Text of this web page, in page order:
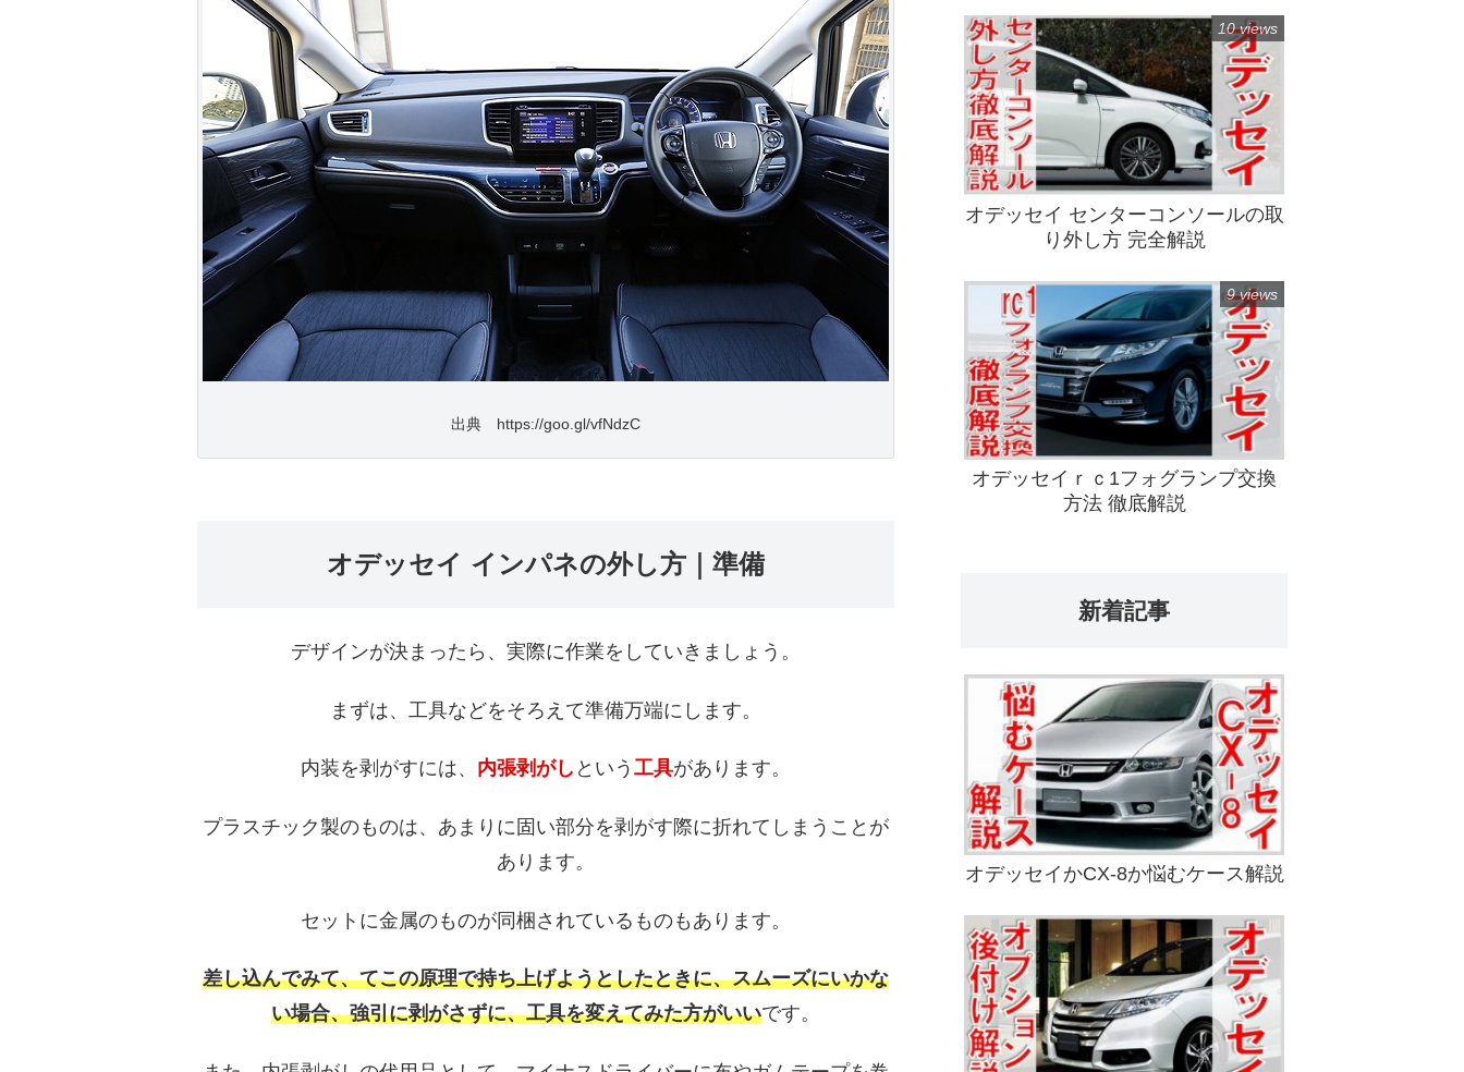
出典 https://goo.gl/vfNdzC
オデッセイ インパネの外し方｜準備
デザインが決まったら、実際に作業をしていきましょう。
まずは、工具などをそろえて準備万端にします。
内装を剥がすには、 内張剥がし という 工具があります。
プラスチック製のものは、あまりに固い部分を剥がす際に折れてしまうことが
あります。
セットに金属のものが同梱されているものもあります。
差し込んでみて、てこの原理で持ち上げようとしたときに、スムーズにいかな
い場合、強引に剥がさずに、工具を変えてみた方がいいです。
オデッセイ センターコンソールの取
り外し方 完全解説
10 views
オデッセイｒｃ1フォグランプ交換
方法 徹底解説
9 views
新着記事
オデッセイかCX-8か悩むケース解説